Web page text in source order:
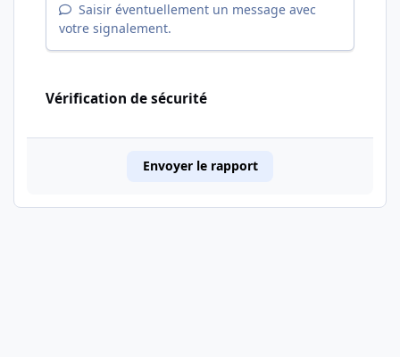
Saisir éventuellement un message avec
votre signalement.
Vérification de sécurité
Envoyer le rapport